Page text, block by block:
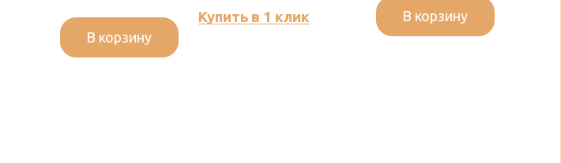
В корзину
Купить в 1 клик В корзину